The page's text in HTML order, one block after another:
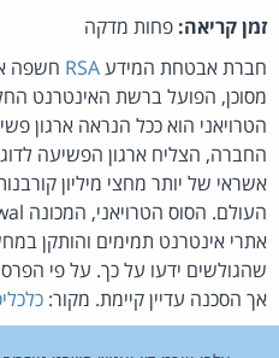
זמן קריאה: פחות מדקה
חברת אבטחת המידעRSA חשפה
החברה, הצליח ארגון הפשיעה לדוג
אתרי אינטרנט תמימים והותקן
שהגולשים ידעו על כך. על פי
אך הסכנה עדיין קיימת. מקור: